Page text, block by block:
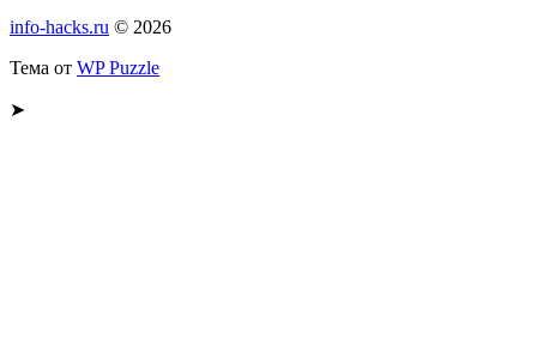
info-hacks.ru © 2026
Тема от WP Puzzle
➤